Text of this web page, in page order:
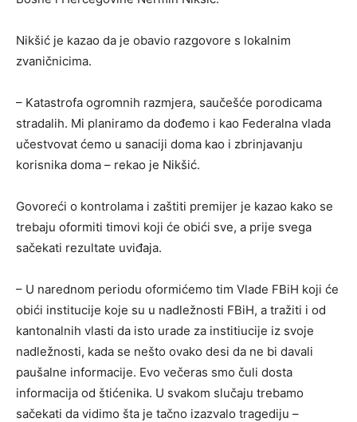
Nikšić je kazao da je obavio razgovore s lokalnim
zvaničnicima.
– Katastrofa ogromnih razmjera, saučešće porodicama
stradalih. Mi planiramo da dođemo i kao Federalna vlada
učestvovat ćemo u sanaciji doma kao i zbrinjavanju
korisnika doma – rekao je Nikšić.
Govoreći o kontrolama i zaštiti premijer je kazao kako se
trebaju oformiti timovi koji će obići sve, a prije svega
sačekati rezultate uviđaja.
– U narednom periodu oformićemo tim Vlade FBiH koji će
obići institucije koje su u nadležnosti FBiH, a tražiti i od
kantonalnih vlasti da isto urade za institiucije iz svoje
nadležnosti, kada se nešto ovako desi da ne bi davali
paušalne informacije. Evo večeras smo čuli dosta
informacija od štićenika. U svakom slučaju trebamo
sačekati da vidimo šta je tačno izazvalo tragediju –